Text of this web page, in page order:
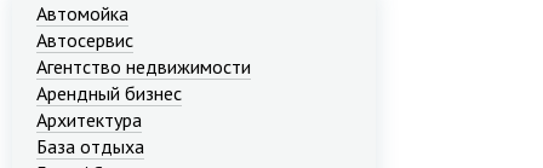
Автомойка
Автосервис
Агентство недвижимости
Арендный бизнес
Архитектура
База отдыха